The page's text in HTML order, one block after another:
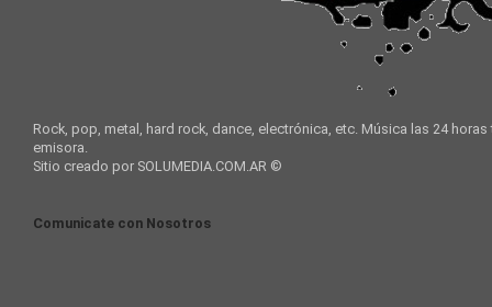
Rock, pop, metal, hard rock, dance, electrónica, etc. Música las 24
emisora.
Sitio creado por SOLUMEDIA.COM.AR ©
Comunicate con Nosotros